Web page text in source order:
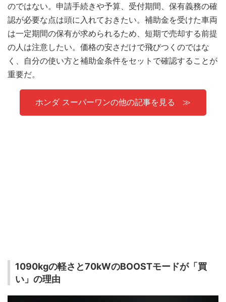
のではない。申請手続きや予算、受付期間、保有義務の確
認が必要な点は頭に入れておきたい。補助金を受けた車両
は一定期間の保有が求められるため、短期で売却する前提
の人は注意したい。価格の安さだけで飛びつくのではな
く、自分の使い方と補助金条件をセットで確認することが
重要だ。
ホンダ スーパーワンの他の記事を見る
1090kgの軽さと70kWのBOOSTモードが「買
い」の理由